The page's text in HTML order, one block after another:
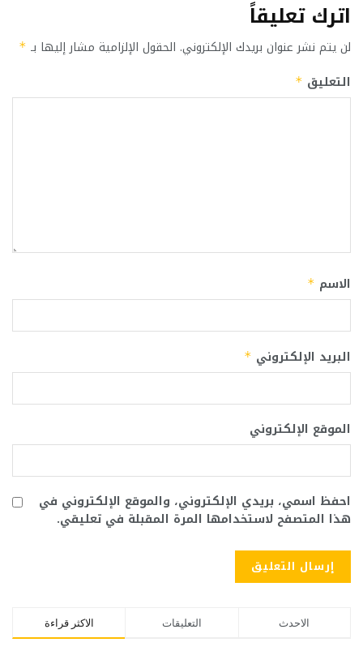
اترك تعليقاً
لن يتم نشر عنوان بريدك الإلكتروني. الحقول الإلزامية مشار إليها بـ *
التعليق *
الاسم *
البريد الإلكتروني *
الموقع الإلكتروني
احفظ اسمي، بريدي الإلكتروني، والموقع الإلكتروني في
هذا المتصفح لاستخدامها المرة المقبلة في تعليقي.
الاكثر قراءة التعليقات الاحدث